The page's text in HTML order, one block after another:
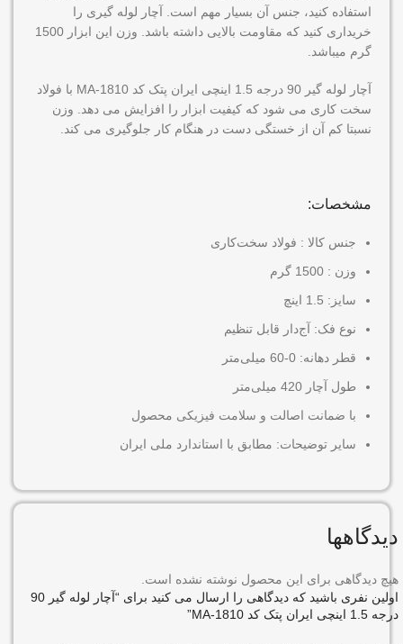
استفاده کنید، جنس آن بسیار مهم است. آچار لوله گیری را
خریداری کنید که مقاومت بالایی داشته باشد. وزن این ابزار 1500
گرم میباشد.
آچار لوله گیر 90 درجه 1.5 اینچی ایران پتک کد MA-1810 با فولاد
سخت کاری می شود که کیفیت ابزار را افزایش می دهد. وزن
نسبتا کم آن از خستگی دست در هنگام کار جلوگیری می کند.
مشخصات:
جنس کالا : فولاد سخت‌کاری
وزن : 1500 گرم
سایز: 1.5 اینچ
نوع فک: آج‌دار قابل تنظیم
قطر دهانه: 0-60 میلی‌متر
طول آچار 420 میلی‌متر
با ضمانت اصالت و سلامت فیزیکی محصول
سایر توضیحات: مطابق با استاندارد ملی ایران
دیدگاهها
هیچ دیدگاهی برای این محصول نوشته نشده است.
اولین نفری باشید که دیدگاهی را ارسال می کنید برای “آچار لوله گیر 90
درجه 1.5 اینچی ایران پتک کد MA-1810”